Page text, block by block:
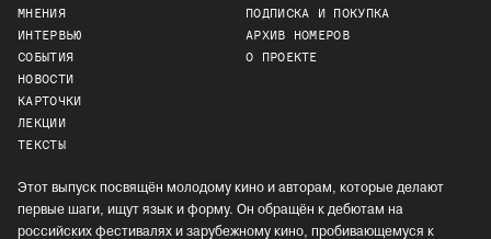
МНЕНИЯ
ИНТЕРВЬЮ
СОБЫТИЯ
НОВОСТИ
КАРТОЧКИ
ЛЕКЦИИ
ТЕКСТЫ
ПОДПИСКА И ПОКУПКА
АРХИВ НОМЕРОВ
О ПРОЕКТЕ
Этот выпуск посвящён молодому кино и авторам, которые делают
первые шаги, ищут язык и форму. Он обращён к дебютам на
российских фестивалях и зарубежному кино, пробивающемуся к